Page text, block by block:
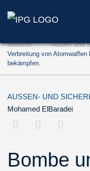
Zum Inhalt
Zur Suche
Zur
Rubriken Außen- und
Verbreitung von
bekämpfen.
AUSSEN- UND
Mohamed ElBaradei
Bombe